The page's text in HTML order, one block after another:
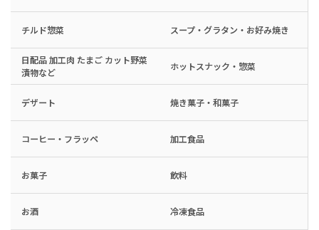
チルド惣菜 スープ・グラタン・お好み焼き
日配品 加工肉 たまご カット野菜
漬物など
ホットスナック・惣菜
デザート 焼き菓子・和菓子
コーヒー・フラッペ 加工食品
お菓子 飲料
お酒 冷凍食品